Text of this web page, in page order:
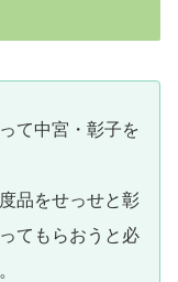
て中宮・彰子を
品をせっせと彰
てもらおうと必